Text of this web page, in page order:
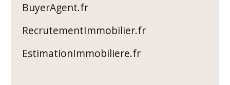
BuyerAgent.fr
RecrutementImmobilier.fr
EstimationImmobiliere.fr